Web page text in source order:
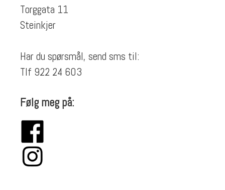
Torggata 11
Steinkjer
Har du spørsmål, send sms til:
Tlf 922 24 603
Følg meg på: